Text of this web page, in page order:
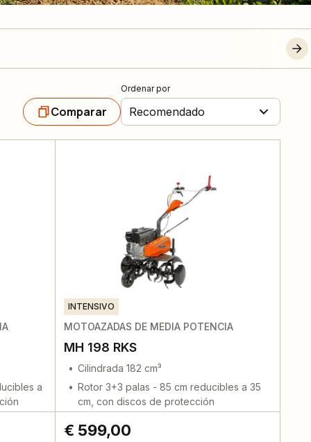
Comparar
Ordenar por
Recomendado
a
INTENSIVO
MOTOAZADAS DE MEDIA POTENCIA
MH 198 RKS
Cilindrada 182 cm³
Rotor 3+3 palas - 85 cm reducibles a 35
cm, con discos de protección
€ 599,00